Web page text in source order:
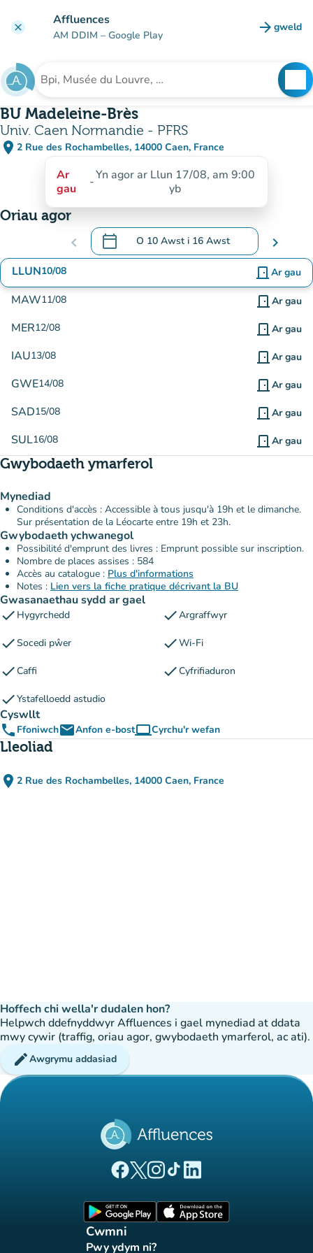
clear Affluences
AM DDIM – Google Play arrow_forward gweld
(tab
Chwilio am sefydliad
BU Madeleine-Brès
Univ. Caen Normandie - PFRS
place 2 Rue des Rochambelles, 14000 Caen, France
(agor yn Google Maps)
(tab newydd)
Ar
gau
-Yn agor ar Llun 17/08, am 9:00
yb
Oriau agor
chevron_left calendar_today O 10 Awst i 16 Awst
.Agor y calendr i newid dyddiadau chevron_right
LLUN10/08 door_front Ar gau
MAW11/08 door_front Ar gau
MER12/08 door_front Ar gau
IAU13/08 door_front Ar gau
GWE14/08 door_front Ar gau
SAD15/08 door_front Ar gau
SUL16/08 door_front Ar gau
Gwybodaeth ymarferol
Mynediad
Conditions d'accès : Accessible à tous jusqu'à 19h et le dimanche.
Sur présentation de la Léocarte entre 19h et 23h.
Gwybodaeth ychwanegol
Possibilité d'emprunt des livres : Emprunt possible sur inscription.
Nombre de places assises : 584
Accès au catalogue : Plus d'informations
Notes : Lien vers la fiche pratique décrivant la BU
Gwasanaethau sydd ar gael
check Hygyrchedd checkArgraffwyr
checkSocedi pŵer checkWi-Fi
checkCaffi checkCyfrifiaduron
checkYstafelloedd astudio
Cyswllt
phone FfoniwchemailAnfon e-bostcomputerCyrchu'r wefan
(tab newydd)
Lleoliad
place 2 Rue des Rochambelles, 14000 Caen, France
(agor yn Google Maps)
(tab newydd)
Hoffech chi wella'r dudalen hon?
Helpwch ddefnyddwyr Affluences i gael mynediad at ddata
mwy cywir (traffig, oriau agor, gwybodaeth ymarferol, ac ati).
editAwgrymu addasiad
(tab newydd)
(tab newydd)
(tab newydd)
(tab newydd)
(tab newydd)
Cwmni
Pwy ydym ni?